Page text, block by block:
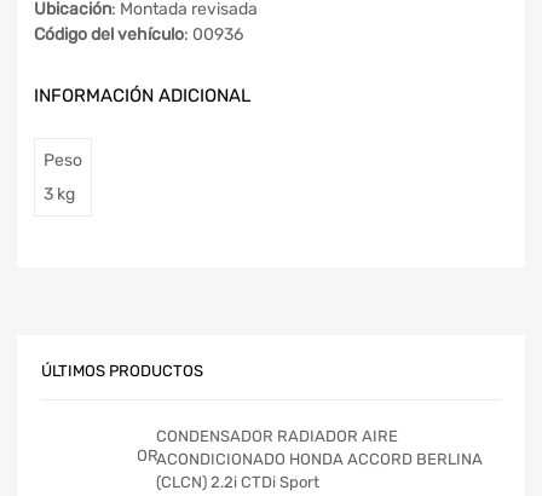
Ubicación: Montada revisada
Código del vehículo: 00936
INFORMACIÓN ADICIONAL
Peso
3 kg
ÚLTIMOS PRODUCTOS
CONDENSADOR RADIADOR AIRE
ACONDICIONADO HONDA ACCORD BERLINA
(CLCN) 2.2i CTDi Sport